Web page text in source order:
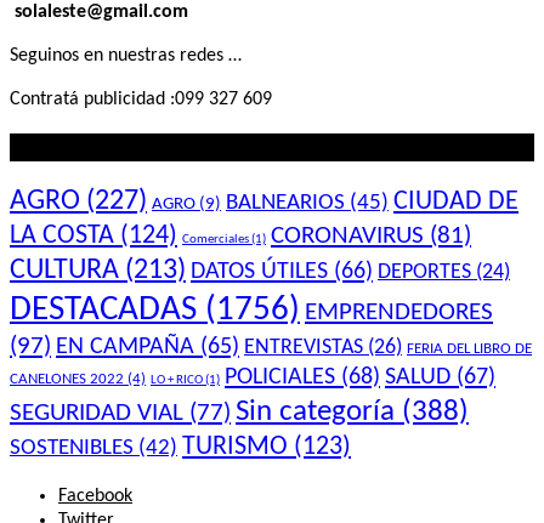
solaleste@gmail.com
Seguinos en nuestras redes …
Contratá publicidad :099 327 609
AGRO (227) AGRO (9) BALNEARIOS (45) CIUDAD DE
LA COSTA (124) Comerciales(1) CORONAVIRUS (81)
CULTURA (213) DATOS ÚTILES (66) DEPORTES (24)
DESTACADAS (1756) EMPRENDEDORES
(97) EN CAMPAÑA (65) ENTREVISTAS (26) FERIA DEL LIBRO DE
CANELONES 2022 (4) LO + RICO(1) POLICIALES (68) SALUD (67)
SEGURIDAD VIAL (77) Sin categoría (388)
SOSTENIBLES (42) TURISMO (123)
Facebook